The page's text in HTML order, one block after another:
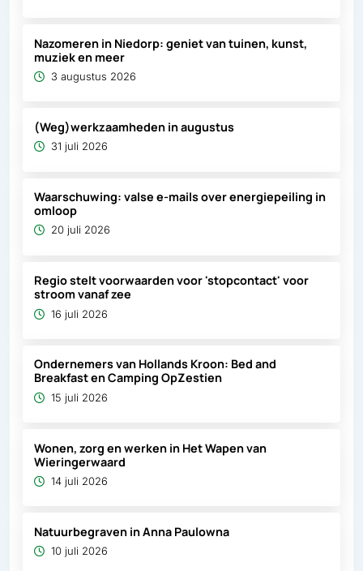
Nazomeren in Niedorp: geniet van tuinen, kunst,
muziek en meer
3 augustus 2026
(Weg)werkzaamheden in augustus
31 juli 2026
Waarschuwing: valse e-mails over energiepeiling in
omloop
20 juli 2026
Regio stelt voorwaarden voor 'stopcontact' voor
stroom vanaf zee
16 juli 2026
Ondernemers van Hollands Kroon: Bed and
Breakfast en Camping OpZestien
15 juli 2026
Wonen, zorg en werken in Het Wapen van
Wieringerwaard
14 juli 2026
Natuurbegraven in Anna Paulowna
10 juli 2026